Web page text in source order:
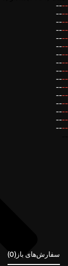
--
--
--
--
--
--
--
--
--
--
--
--
--
--
--
--
--
--
--
--
--
--
--
--
--
--
--
--
--
--
--
--
سفارش‌های باز(0)